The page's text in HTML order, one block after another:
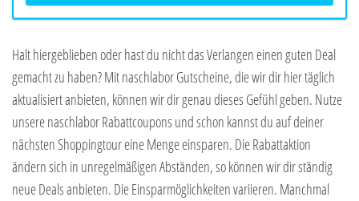
Halt hiergeblieben oder hast du nicht das Verlangen einen guten Deal
gemacht zu haben? Mit naschlabor Gutscheine, die wir dir hier täglich
aktualisiert anbieten, können wir dir genau dieses Gefühl geben. Nutze
unsere naschlabor Rabattcoupons und schon kannst du auf deiner
nächsten Shoppingtour eine Menge einsparen. Die Rabattaktion
ändern sich in unregelmäßigen Abständen, so können wir dir ständig
neue Deals anbieten. Die Einsparmöglichkeiten variieren. Manchmal